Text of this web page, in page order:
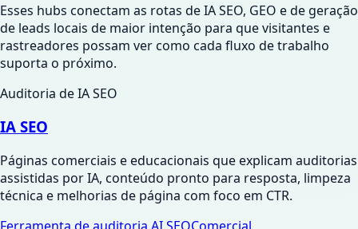
Esses hubs conectam as rotas de IA SEO, GEO e de geração
de leads locais de maior intenção para que visitantes e
rastreadores possam ver como cada fluxo de trabalho
suporta o próximo.
Auditoria de IA SEO
IA SEO
Páginas comerciais e educacionais que explicam auditorias
assistidas por IA, conteúdo pronto para resposta, limpeza
técnica e melhorias de página com foco em CTR.